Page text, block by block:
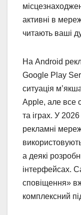
активні в
читають ваші
На Android
Google Play
ситуація
Apple, але все
та іграх. У
рекламні
а деякі
інтерфейсах.
сповіщення»
комплексний